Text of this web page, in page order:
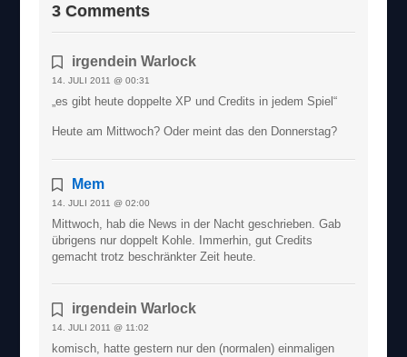
3 Comments
irgendein Warlock
14. JULI 2011 @ 00:31
„es gibt heute doppelte XP und Credits in jedem Spiel“
Heute am Mittwoch? Oder meint das den Donnerstag?
Mem
14. JULI 2011 @ 02:00
Mittwoch, hab die News in der Nacht geschrieben. Gab
übrigens nur doppelt Kohle. Immerhin, gut Credits
gemacht trotz beschränkter Zeit heute.
irgendein Warlock
14. JULI 2011 @ 11:02
komisch, hatte gestern nur den (normalen) einmaligen